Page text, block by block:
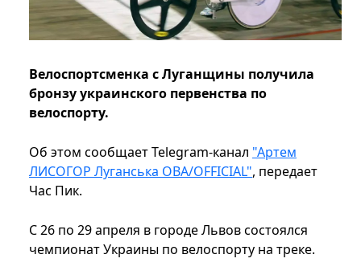
Велоспортсменка с Луганщины получила
бронзу украинского первенства по
велоспорту.
Об этом сообщает Telegram-канал "Артем
ЛИСОГОР Луганська ОВА/OFFICIAL", передает
Час Пик.
С 26 по 29 апреля в городе Львов состоялся
чемпионат Украины по велоспорту на треке.